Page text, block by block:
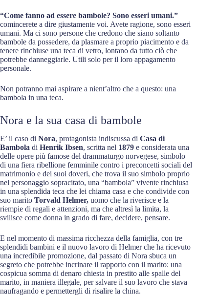
“Come fanno ad essere bambole? Sono esseri umani.”
comincerete a dire giustamente voi. Avete ragione, sono esseri
umani. Ma ci sono persone che credono che siano soltanto
bambole da possedere, da plasmare a proprio piacimento e da
tenere rinchiuse una teca di vetro, lontano da tutto ciò che
potrebbe danneggiarle. Utili solo per il loro appagamento
personale.
Non potranno mai aspirare a nient’altro che a questo: una
bambola in una teca.
Nora e la sua casa di bambole
E’ il caso di Nora, protagonista indiscussa di Casa di
Bambola di Henrik Ibsen, scritta nel 1879 e considerata una
delle opere più famose del drammaturgo norvegese, simbolo
di una fiera ribellione femminile contro i preconcetti sociali del
matrimonio e dei suoi doveri, che trova il suo simbolo proprio
nel personaggio sopracitato, una “bambola” vivente rinchiusa
in una splendida teca che lei chiama casa e che condivide con
suo marito Torvald Helmer, uomo che la riverisce e la
riempie di regali e attenzioni, ma che altresì la limita, la
svilisce come donna in grado di fare, decidere, pensare.
E nel momento di massima ricchezza della famiglia, con tre
splendidi bambini e il nuovo lavoro di Helmer che ha ricevuto
una incredibile promozione, dal passato di Nora sbuca un
segreto che potrebbe incrinare il rapporto con il marito: una
cospicua somma di denaro chiesta in prestito alle spalle del
marito, in maniera illegale, per salvare il suo lavoro che stava
naufragando e permettergli di risalire la china.